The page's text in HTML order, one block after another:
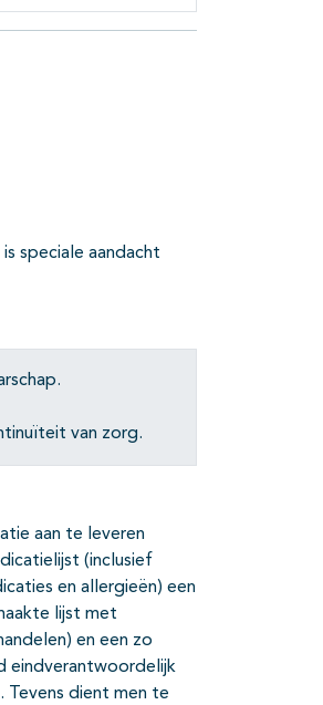
speciale aandacht
van zorg.
aan te leveren
(inclusief
en allergieën) een
lijst met
en een zo
eindverantwoordelijk
dient men te